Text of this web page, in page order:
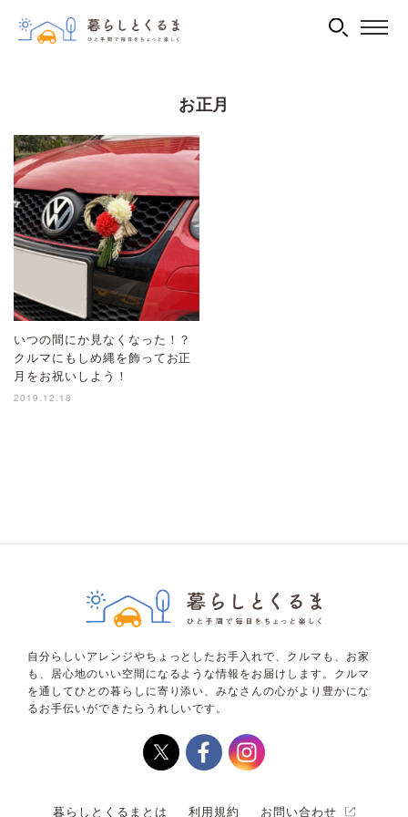
お正月
いつの間にか見なくなった！？
クルマにもしめ縄を飾ってお正
月をお祝いしよう！
2019.12.18
自分らしいアレンジやちょっとしたお手入れで、クルマも、お家
も、居心地のいい空間になるような情報をお届けします。クルマ
を通してひとの暮らしに寄り添い、みなさんの心がより豊かにな
るお手伝いができたらうれしいです。
暮らしとくるまとは 利用規約 お問い合わせ